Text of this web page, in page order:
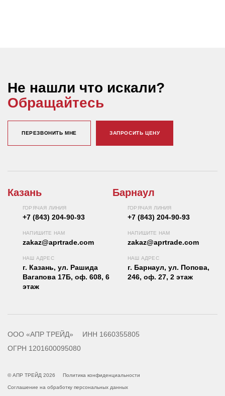
Не нашли что искали?
Обращайтесь
ПЕРЕЗВОНИТЬ МНЕ ЗАПРОСИТЬ ЦЕНУ
Казань
ГОРЯЧАЯ ЛИНИЯ
+7 (843) 204-90-93
НАПИШИТЕ НАМ
zakaz@aprtrade.com
НАШ АДРЕС
г. Казань, ул. Рашида
Вагапова 17Б, оф. 608, 6
этаж
Барнаул
ГОРЯЧАЯ ЛИНИЯ
+7 (843) 204-90-93
НАПИШИТЕ НАМ
zakaz@aprtrade.com
НАШ АДРЕС
г. Барнаул, ул. Попова,
246, оф. 27, 2 этаж
ООО «АПР ТРЕЙД»
ИНН 1660355805
ОГРН 1201600095080
© АПР ТРЕЙД 2026 Политика конфиденциальности
Соглашение на обработку персональных данных